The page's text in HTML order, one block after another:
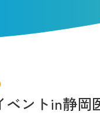
ベントin静岡